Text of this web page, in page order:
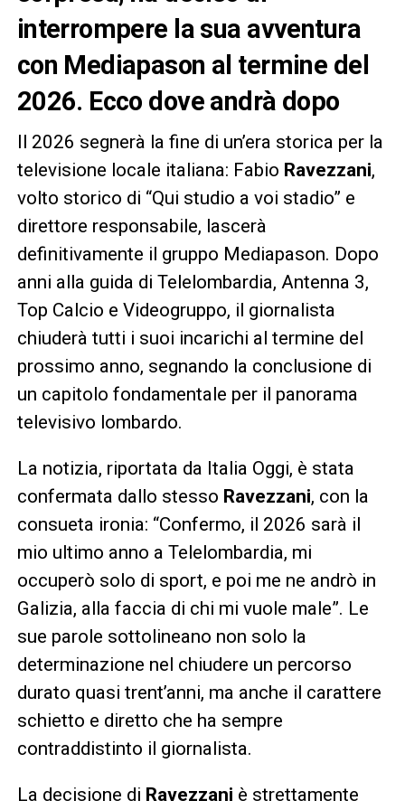
interrompere la sua avventura
con Mediapason al termine del
2026. Ecco dove andrà dopo
Il 2026 segnerà la fine di un’era storica per la
televisione locale italiana: Fabio Ravezzani,
volto storico di “Qui studio a voi stadio” e
direttore responsabile, lascerà
definitivamente il gruppo Mediapason. Dopo
anni alla guida di Telelombardia, Antenna 3,
Top Calcio e Videogruppo, il giornalista
chiuderà tutti i suoi incarichi al termine del
prossimo anno, segnando la conclusione di
un capitolo fondamentale per il panorama
televisivo lombardo.
La notizia, riportata da Italia Oggi, è stata
confermata dallo stesso Ravezzani, con la
consueta ironia: “Confermo, il 2026 sarà il
mio ultimo anno a Telelombardia, mi
occuperò solo di sport, e poi me ne andrò in
Galizia, alla faccia di chi mi vuole male”. Le
sue parole sottolineano non solo la
determinazione nel chiudere un percorso
durato quasi trent’anni, ma anche il carattere
schietto e diretto che ha sempre
contraddistinto il giornalista.
La decisione di Ravezzani è strettamente